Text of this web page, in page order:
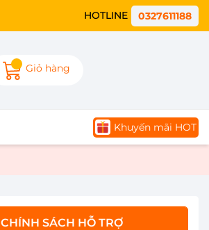
HOTLINE 0327611188
Giỏ hàng
Khuyến mãi HOT
CHÍNH SÁCH HỖ TRỢ